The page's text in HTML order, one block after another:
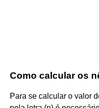
Como calcular os
Para se calcular o valor